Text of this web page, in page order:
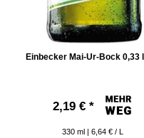
Einbecker Mai-Ur-Bock 0,33
2,19 € *
330 ml | 6,64 € / L